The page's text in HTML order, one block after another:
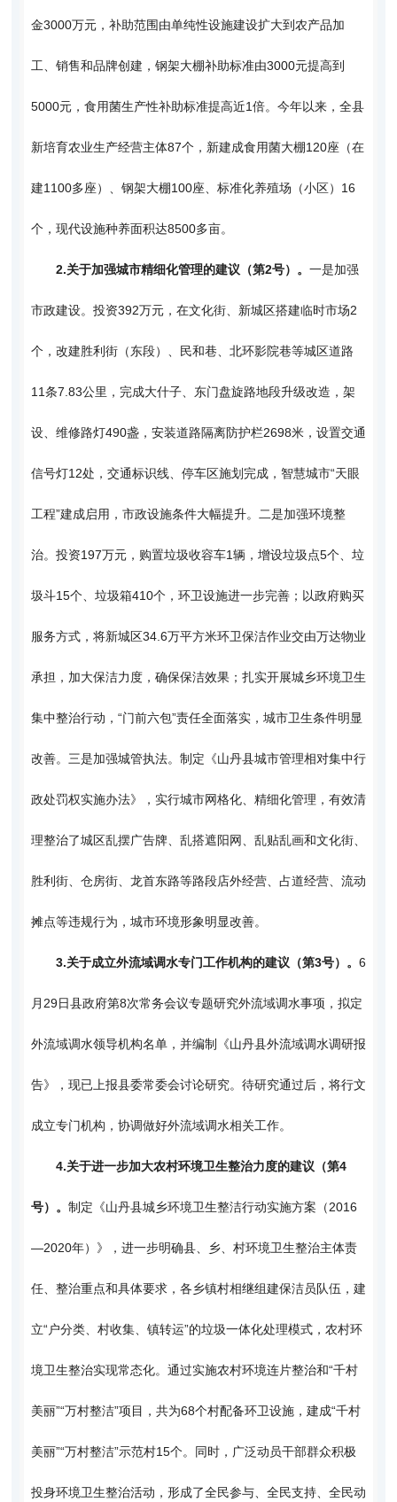
金3000万元，补助范围由单纯性设施建设扩大到农产品加
工、销售和品牌创建，钢架大棚补助标准由3000元提高到
5000元，食用菌生产性补助标准提高近1倍。今年以来，全县
新培育农业生产经营主体87个，新建成食用菌大棚120座（在
建1100多座）、钢架大棚100座、标准化养殖场（小区）16
个，现代设施种养面积达8500多亩。
2.关于加强城市精细化管理的建议（第2号）。 一是加强
市政建设。投资392万元，在文化街、新城区搭建临时市场2
个，改建胜利街（东段）、民和巷、北环影院巷等城区道路
11条7.83公里，完成大什子、东门盘旋路地段升级改造，架
设、维修路灯490盏，安装道路隔离防护栏2698米，设置交通
信号灯12处，交通标识线、停车区施划完成，智慧城市“天眼
工程”建成启用，市政设施条件大幅提升。二是加强环境整
治。投资197万元，购置垃圾收容车1辆，增设垃圾点5个、垃
圾斗15个、垃圾箱410个，环卫设施进一步完善；以政府购买
服务方式，将新城区34.6万平方米环卫保洁作业交由万达物业
承担，加大保洁力度，确保保洁效果；扎实开展城乡环境卫生
集中整治行动，“门前六包”责任全面落实，城市卫生条件明显
改善。三是加强城管执法。制定《山丹县城市管理相对集中行
政处罚权实施办法》，实行城市网格化、精细化管理，有效清
理整治了城区乱摆广告牌、乱搭遮阳网、乱贴乱画和文化街、
胜利街、仓房街、龙首东路等路段店外经营、占道经营、流动
摊点等违规行为，城市环境形象明显改善。
3.关于成立外流域调水专门工作机构的建议（第3号）。 6
月29日县政府第8次常务会议专题研究外流域调水事项，拟定
外流域调水领导机构名单，并编制《山丹县外流域调水调研报
告》，现已上报县委常委会讨论研究。待研究通过后，将行文
成立专门机构，协调做好外流域调水相关工作。
4.关于进一步加大农村环境卫生整治力度的建议（第4
号）。 制定《山丹县城乡环境卫生整洁行动实施方案（2016
—2020年）》，进一步明确县、乡、村环境卫生整治主体责
任、整治重点和具体要求，各乡镇村相继组建保洁员队伍，建
立“户分类、村收集、镇转运”的垃圾一体化处理模式，农村环
境卫生整治实现常态化。通过实施农村环境连片整治和“千村
美丽”“万村整洁”项目，共为68个村配备环卫设施，建成“千村
美丽”“万村整洁”示范村15个。同时，广泛动员干部群众积极
投身环境卫生整治活动，形成了全民参与、全民支持、全民动